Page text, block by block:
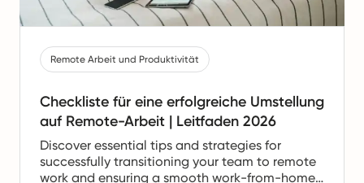
Remote Arbeit und Produktivität
Checkliste für eine erfolgreiche Umstellung
auf Remote-Arbeit | Leitfaden 2026
Discover essential tips and strategies for
successfully transitioning your team to remote
work and ensuring a smooth work-from-home